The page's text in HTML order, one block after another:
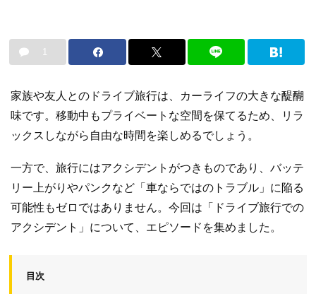
1
家族や友人とのドライブ旅行は、カーライフの大きな醍醐
味です。移動中もプライベートな空間を保てるため、リラ
ックスしながら自由な時間を楽しめるでしょう。
一方で、旅行にはアクシデントがつきものであり、バッテ
リー上がりやパンクなど「車ならではのトラブル」に陥る
可能性もゼロではありません。今回は「ドライブ旅行での
アクシデント」について、エピソードを集めました。
目次